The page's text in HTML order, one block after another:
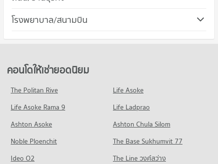
คอนโด ถนนสุขุมวิท
คอนโดให้เช่า ถนนสุขุมวิท
ขายคอนโด ถนนสุขุมวิท
มีคอนโดขาย 29,224 ประกาศ
คอนโด ถนนพระราม 4
660 โครงการ
คอนโดให้เช่า ถนนพระราม 4
มีคอนโดให้เช่า 42,738 ประกาศ
ขายคอนโด ถนนพระราม 4
มีคอนโดขาย 16,951 ประกาศ
โรงพยาบาล/สนามบิน
คอนโดให้เช่ายอดนิยม
The Politan Rive
Life Asoke
Life Asoke Rama 9
Life Ladprao
Ashton Asoke
Ashton Chula Silom
Noble Ploenchit
The Base Sukhumvit 77
Ideo O2
The Line วงศ์สว่าง